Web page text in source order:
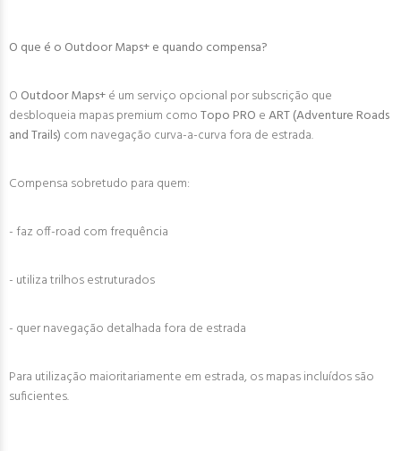
O que é o Outdoor Maps+ e quando compensa?
O Outdoor Maps+é um serviço opcional por subscrição que
desbloqueia mapas premium comoTopo PRO eART (Adventure Roads
and Trails) com navegação curva-a-curva fora de estrada.
Compensa sobretudo para quem:
- faz off-road com frequência
- utiliza trilhos estruturados
- quer navegação detalhada fora de estrada
Para utilização maioritariamente em estrada, os mapas incluídos são
suficientes.